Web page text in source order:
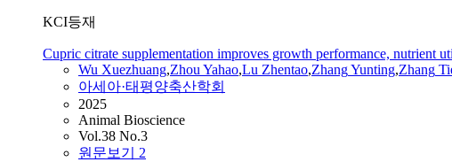
KCI등재
Cupric citrate supplementation improves growth performance, nutrient
Wu Xuezhuang,Zhou Yahao,Lu Zhentao,ZhangYunting,Zhang
아세아·태평양축산학회
2025
Animal Bioscience
Vol.38 No.3
원문보기 2